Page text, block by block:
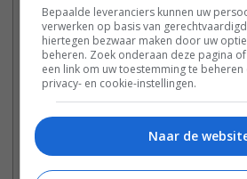
Laagjes opbouwen: Verwarm de
Leg een laag aubergines in een
door vleessaus. Herhaal en
bechamelsaus bovenop.
Bakken: Bak de moussaka 40
rusten voor het aansnijden.
Tips
Bepaalde leveranciers kunnen uw
verwerken op basis van
hiertegen bezwaar maken door uw
beheren. Zoek onderaan deze pagina
een link om uw toestemming te
privacy- en cookie-instellingen.
Naar de